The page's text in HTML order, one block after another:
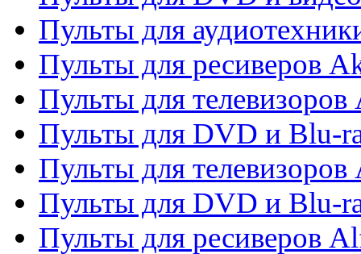
Пульты для
Пульты для ресиверов
Пульты для телевизоров
Пульты для DVD и Blu-
Пульты для
Пульты для DVD и Blu-
Пульты для ресиверов